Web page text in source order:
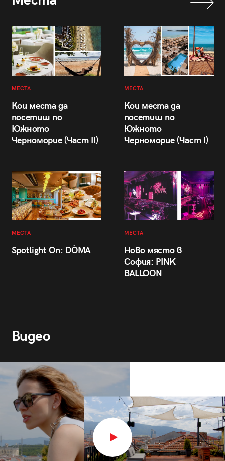
МЕСТА
Кои места да
посетиш по
Южното
Черноморие (Част II)
МЕСТА
Кои места да
посетиш по
Южното
Черноморие (Част I)
МЕСТА
Spotlight On: DÒMA
МЕСТА
Ново място в
София: PINK
BALLOON
Видео